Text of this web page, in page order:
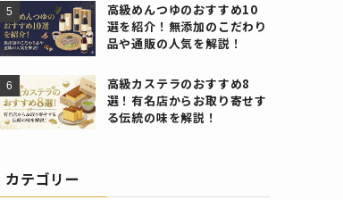
高級めんつゆのおすすめ10
選を紹介！無添加のこだわり
品や通販の人気を解説！
高級カステラのおすすめ8
選！有名店からお取り寄せす
る伝統の味を解説！
カテゴリー